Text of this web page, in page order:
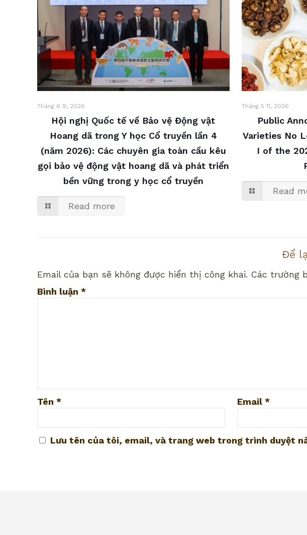
Tháng 6 9, 2026
Hội nghị Quốc tế về Bảo vệ Động vật
Hoang dã trong Y học Cổ truyền lần 4
(năm 2026): Các chuyên gia toàn cầu kêu
gọi bảo vệ động vật hoang dã và phát triển
bền vững trong y học cổ truyền
Read more
Tháng 5 11, 2026
Public
Varieties No
I of the
Read
Để
Email của bạn sẽ không được hiển thị công khai. Các trường
Bình luận *
Tên * Email*
Lưu tên của tôi, email, và trang web trong trình duyệt